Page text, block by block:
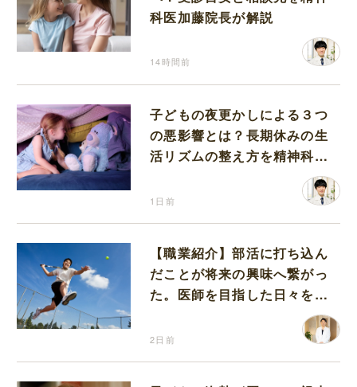
科医加藤院長が解説
14時間前
子どもの夜更かしによる３つ
の悪影響とは？長期休みの生
活リズムの整え方を精神科医
1日前
【職業紹介】部活に打ち込ん
だことが将来の興味へ繋がっ
た。医師を目指した日々を振
2日前